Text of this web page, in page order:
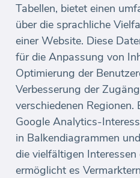
Tabellen, bietet einen
über die sprachliche
einer Website. Diese
für die Anpassung von
Optimierung der
Verbesserung der
verschiedenen Regionen.
Google Analytics-
in Balkendiagrammen
die vielfältigen
ermöglicht es